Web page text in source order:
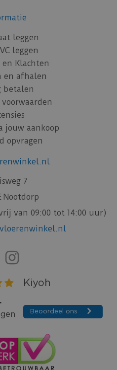
leggen
leggen
en Klachten
en afhalen
betalen
jouw aankoop
opvragen
7
Nootdorp
van 09:00 tot 14:00 uur)